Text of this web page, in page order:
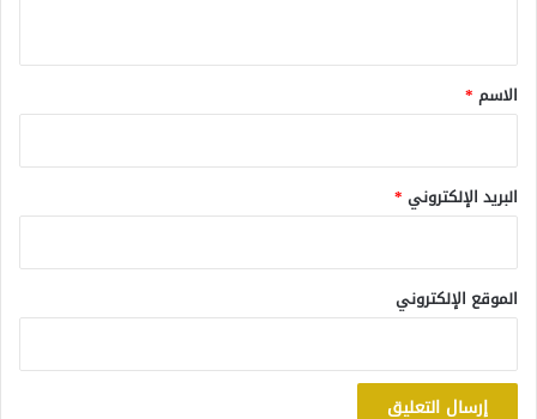
*
الاسم *
البريد الإلكتروني *
الموقع الإلكتروني